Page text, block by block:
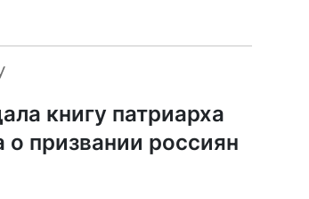
книгу патриарха
о призвании россиян